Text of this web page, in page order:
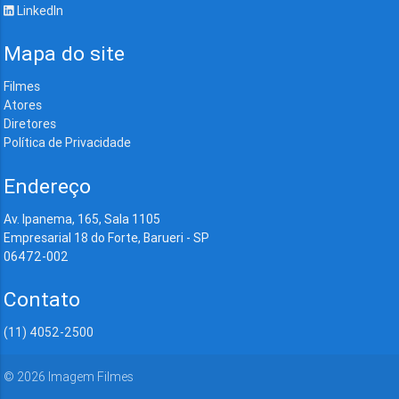
LinkedIn
Mapa do site
Filmes
Atores
Diretores
Política de Privacidade
Endereço
Av. Ipanema, 165, Sala 1105
Empresarial 18 do Forte, Barueri - SP
06472-002
Contato
(11) 4052-2500
© 2026 Imagem Filmes